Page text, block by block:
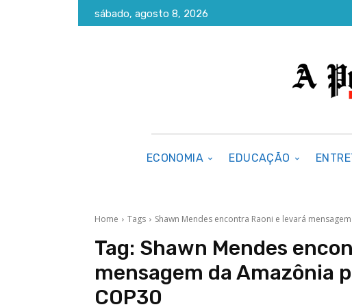
sábado, agosto 8, 2026
ECONOMIA EDUCAÇÃO
Home Tags Shawn Mendes encontra Raoni e levará
Tag: Shawn Mendes
mensagem da Amazônia
COP30